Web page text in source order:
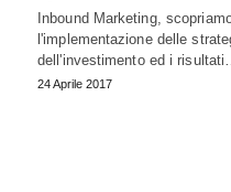
Inbound Marketing,
l'implementazione delle
dell'investimento ed i risultati…
24 Aprile 2017